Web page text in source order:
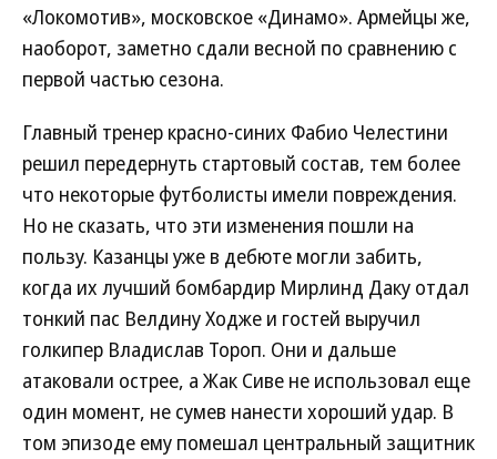
«Локомотив», московское «Динамо». Армейцы же,
наоборот, заметно сдали весной по сравнению с
первой частью сезона.
Главный тренер красно-синих Фабио Челестини
решил передернуть стартовый состав, тем более
что некоторые футболисты имели повреждения.
Но не сказать, что эти изменения пошли на
пользу. Казанцы уже в дебюте могли забить,
когда их лучший бомбардир Мирлинд Даку отдал
тонкий пас Велдину Ходже и гостей выручил
голкипер Владислав Тороп. Они и дальше
атаковали острее, а Жак Сиве не использовал еще
один момент, не сумев нанести хороший удар. В
том эпизоде ему помешал центральный защитник